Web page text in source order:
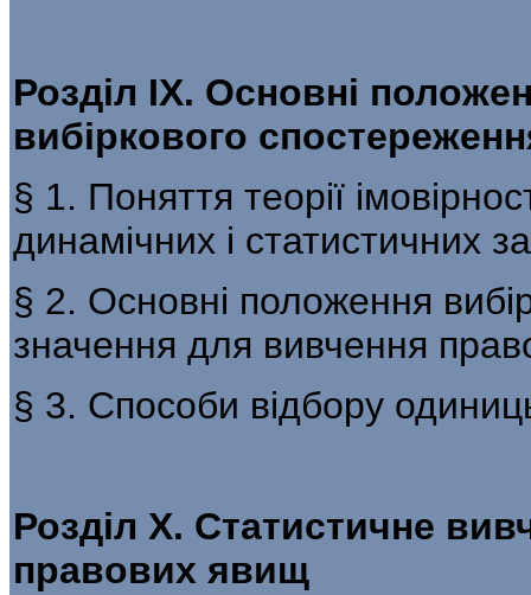
Розділ IX. Основні
вибіркового
§ 1. Поняття теорії
динамічних і статистичних
§ 2. Основні положення
значення для вивчення
§ 3. Способи відбору
Розділ X. Статистичне
правових явищ